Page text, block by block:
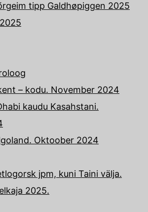
tipp Galdhøpiggen 2025
– kodu. November 2024
kaudu Kasahstani.
Oktoober 2024
jpm, kuni Taini välja.
2025.